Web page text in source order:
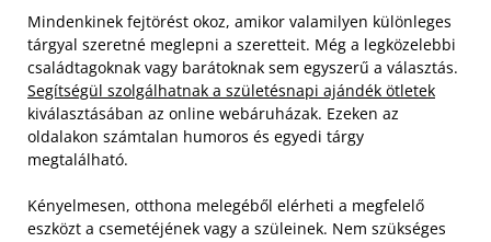
Mindenkinek fejtörést okoz, amikor valamilyen különleges
tárgyal szeretné meglepni a szeretteit. Még a legközelebbi
családtagoknak vagy barátoknak sem egyszerű a választás.
Segítségül szolgálhatnak a születésnapi ajándék ötletek
kiválasztásában az online webáruházak. Ezeken az
oldalakon számtalan humoros és egyedi tárgy
megtalálható.
Kényelmesen, otthona melegéből elérheti a megfelelő
eszközt a csemetéjének vagy a szüleinek. Nem szükséges